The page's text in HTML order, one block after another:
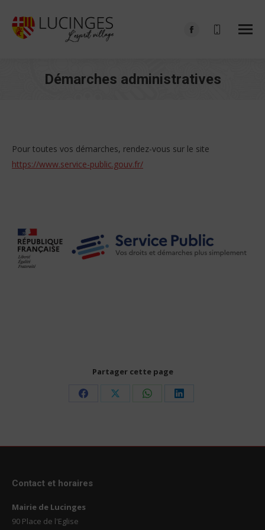
Facebook
in
Démarches administratives
Pour toutes vos démarches, rendez-vous sur le site
https://www.service-public.gouv.fr/
Partager cette page
Share
Share
Share
Share
Contact et horaires
Mairie de Lucinges
90 Place de l'Eglise